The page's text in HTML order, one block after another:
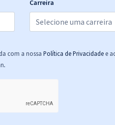
(-
R$ 354,24
Economize
Carreira
com a nossa Política de Privacidade e
.